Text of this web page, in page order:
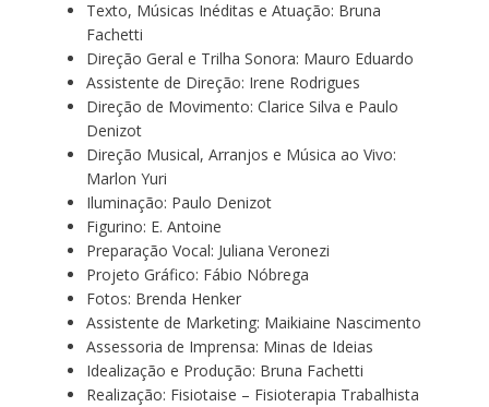
Texto, Músicas Inéditas e Atuação: Bruna
Fachetti
Direção Geral e Trilha Sonora: Mauro Eduardo
Assistente de Direção: Irene Rodrigues
Direção de Movimento: Clarice Silva e Paulo
Denizot
Direção Musical, Arranjos e Música ao Vivo:
Marlon Yuri
Iluminação: Paulo Denizot
Figurino: E. Antoine
Preparação Vocal: Juliana Veronezi
Projeto Gráfico: Fábio Nóbrega
Fotos: Brenda Henker
Assistente de Marketing: Maikiaine Nascimento
Assessoria de Imprensa: Minas de Ideias
Idealização e Produção: Bruna Fachetti
Realização: Fisiotaise – Fisioterapia Trabalhista